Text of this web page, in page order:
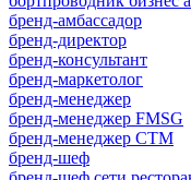
бренд-амбассадор
бренд-директор
бренд-консультант
бренд-маркетолог
бренд-менеджер
бренд-менеджер FMSG
бренд-менеджер СТМ
бренд-шеф